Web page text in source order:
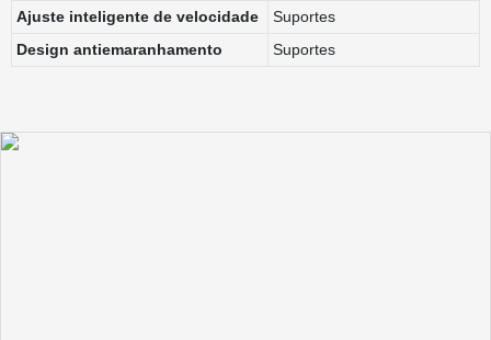
Ajuste inteligente de velocidade
Suportes
Design antiemaranhamento
Suportes